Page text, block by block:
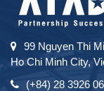
99 Nguyen Thi
Ho Chi Minh City,
(+84) 28 3926